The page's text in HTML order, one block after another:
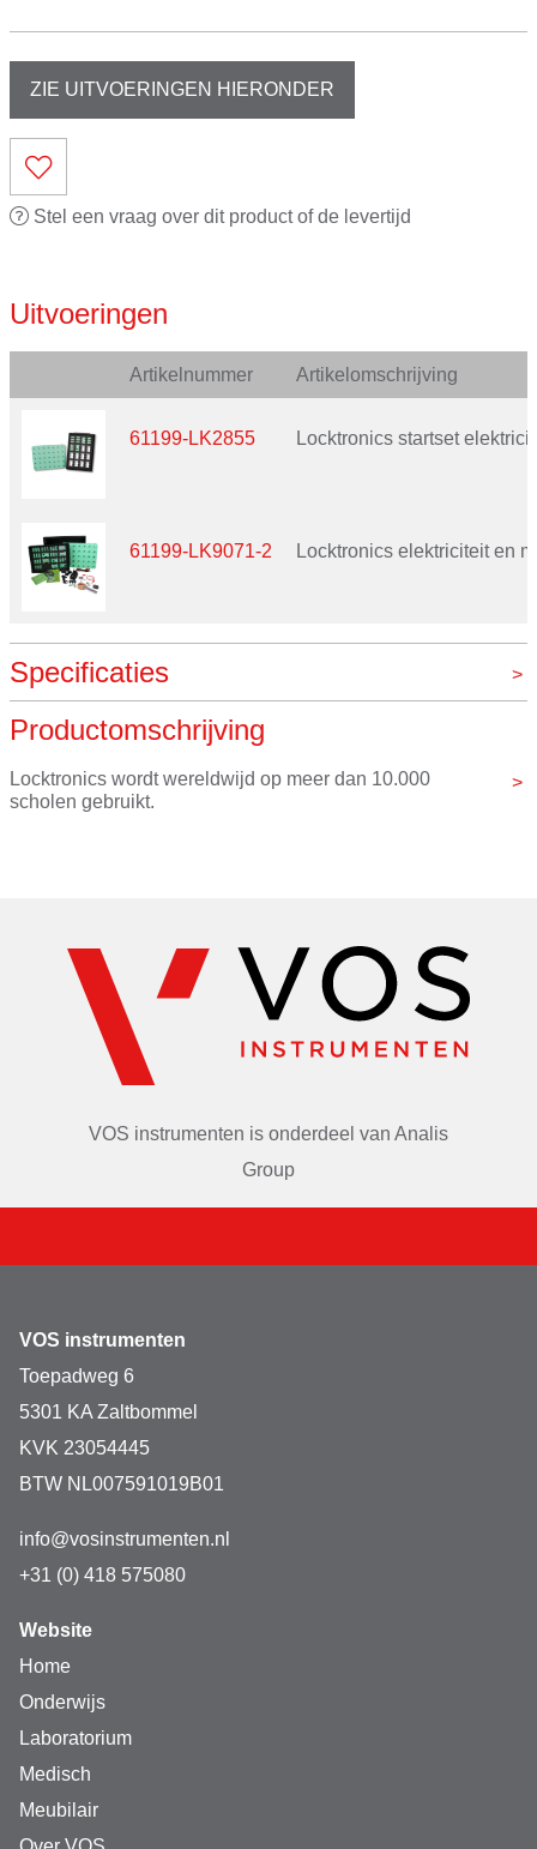
ZIE UITVOERINGEN HIERONDER
Stel een vraag over dit product of de levertijd
Uitvoeringen
Artikelnummer Artikelomschrijving
61199-LK2855 Locktronics startset
61199-LK9071-2 Locktronics elektriciteit en
Specificaties
Merk
Productomschrijving
Locktronics wordt wereldwijd op meer dan 10.000
scholen gebruikt.
Maakt leren gemakkelijker:
• de leerlingen kunnen het schakelschema én het echte
voor stap
• Locktronics is betrouwbaar en werkt jaar na jaar
Vrijwel onverslijtbaar:
• componenten zijn gemonteerd op robuuste kunststof
dragers
Veelzijdig:
• kan in veel vakgebieden worden gebruikt, op vele
• uitgebreid assoriment componenten (>200)
VOS instrumenten is onderdeel van Analis
Group
VOS instrumenten
Toepadweg 6
5301 KA Zaltbommel
KVK 23054445
BTW NL007591019B01
info@vosinstrumenten.nl
+31 (0) 418 575080
Website
Home
Onderwijs
Laboratorium
Medisch
Meubilair